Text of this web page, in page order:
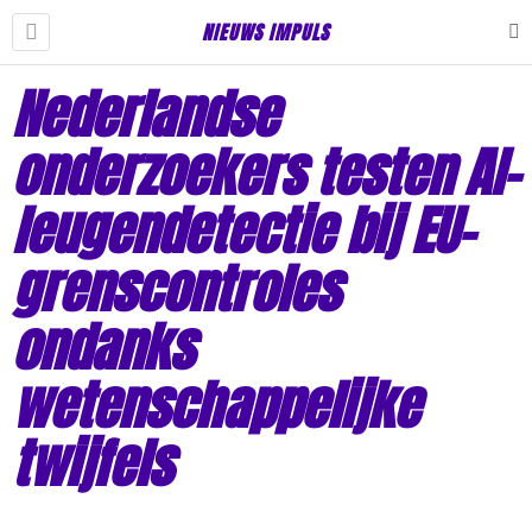
NIEUWS IMPULS
Nederlandse
onderzoekers testen AI-
leugendetectie bij EU-
grenscontroles
ondanks
wetenschappelijke
twijfels